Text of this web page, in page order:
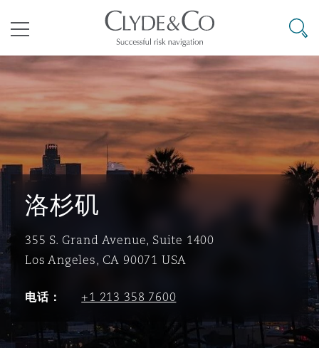
空 Business Jets
Commerical Dispute
Debt Recovery
业与咨询
商业
企业、商业与合规保险
数据保护与隐私权
议解决
Commercial Arbitration
Commercial Litigation
源、海洋与贸易
Energy & Natural Resources
Trade & Commodities
Bermuda Form
Corporate, Commercial &
Insurance
Construction Disputes
基础设施
PPP/PFI
Anti-Bribery & Corruption
External Investigations
Financial Services
候变化
Code
& Co Newton - 解锁智能索赔新模式
议融资
罗
普敦
累斯萨拉姆
翰内斯堡
谷
京
里斯班
庆
拉加斯
西哥城
约热内卢
地亚哥 – 联营办公室
布扎比
罗
哈
拜
特兰大
士顿
尔加里
加哥
伯丁
尔法斯特
明翰
里斯托尔
目录
其礼律所事务所
搜寻
洛杉矶
355 S. Grand Avenue, Suite 1400
Los Angeles, CA 90071 USA
电话： +1 213 358 7600